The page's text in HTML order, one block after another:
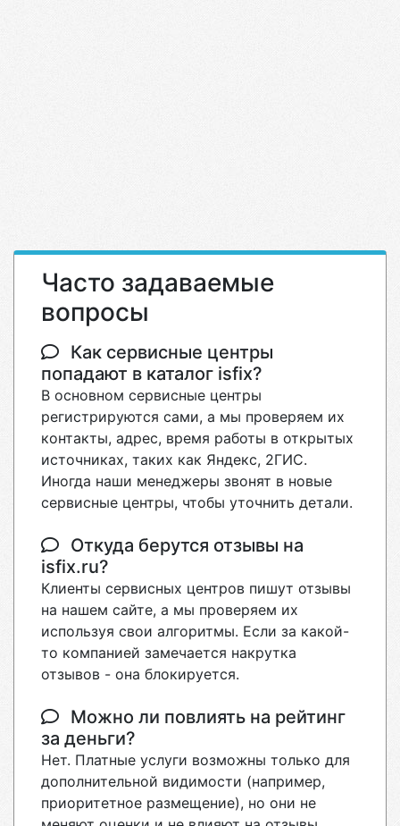
Часто задаваемые
вопросы
Как сервисные центры
попадают в каталог isfix?
В основном сервисные центры
регистрируются сами, а мы проверяем их
контакты, адрес, время работы в открытых
источниках, таких как Яндекс, 2ГИС.
Иногда наши менеджеры звонят в новые
сервисные центры, чтобы уточнить детали.
Откуда берутся отзывы на
isfix.ru?
Клиенты сервисных центров пишут отзывы
на нашем сайте, а мы проверяем их
используя свои алгоритмы. Если за какой-
то компанией замечается накрутка
отзывов - она блокируется.
Можно ли повлиять на рейтинг
за деньги?
Нет. Платные услуги возможны только для
дополнительной видимости (например,
приоритетное размещение), но они не